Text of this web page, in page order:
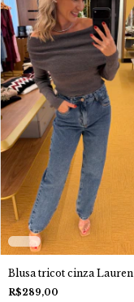
Blusa tricot cinza Lauren
R$289,00